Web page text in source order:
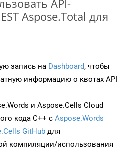
API-
Aspose.Total для
запись на Dashboard, чтобы
информацию о квотах API
и Aspose.Cells Cloud
кода C++ с Aspose.Words
GitHub для
компиляции/использования